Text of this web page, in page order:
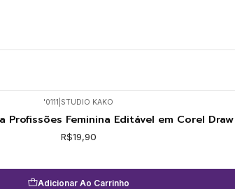
'0111 STUDIO KAKO
Profissões Feminina Editável em Corel Draw
R$19,90
Adicionar Ao Carrinho